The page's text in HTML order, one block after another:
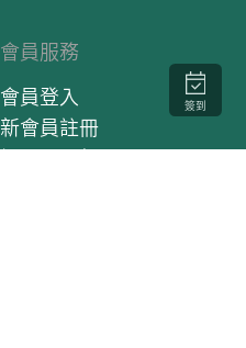
會員服務
會員登入
新會員註冊
簽到